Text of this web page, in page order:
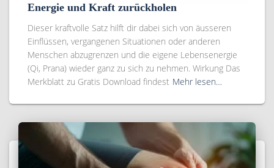
Energie und Kraft zurückholen
Dieser kraftvolle Satz hilft dir dabei sich von äusseren
Einflüssen, vergangenen Situationen oder anderen
Menschen abzugrenzen und die eigene Lebensenergie
(Qi, Prana) wieder ganz zu sich zu nehmen. Wirkung Das
Merkblatt zu Gratis Download findest Mehr lesen…